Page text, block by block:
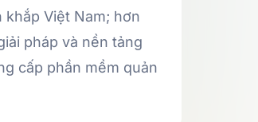
Việt Nam; hơn
pháp và nền tảng
cấp phần mềm quản